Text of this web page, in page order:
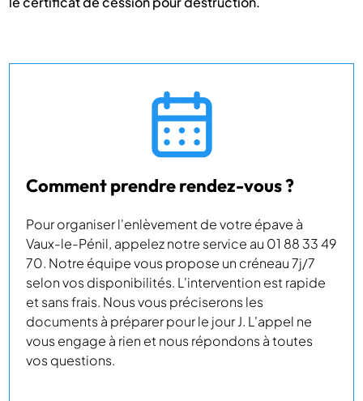
Comment prendre rendez-vous ?
Pour organiser l'enlèvement de votre épave à
Vaux-le-Pénil, appelez notre service au 01 88 33 49
70. Notre équipe vous propose un créneau 7j/7
selon vos disponibilités. L'intervention est rapide
et sans frais. Nous vous préciserons les
documents à préparer pour le jour J. L'appel ne
vous engage à rien et nous répondons à toutes
vos questions.